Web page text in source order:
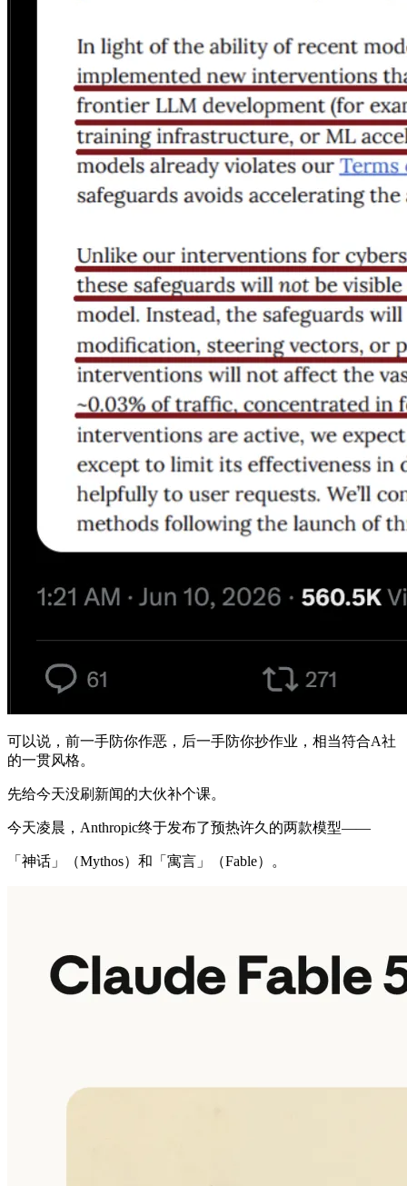
可以说，前一手防你作恶，后一手防你抄作业，相当符合A社
的一贯风格。
先给今天没刷新闻的大伙补个课。
今天凌晨，Anthropic终于发布了预热许久的两款模型——
「神话」（Mythos）和「寓言」（Fable）。